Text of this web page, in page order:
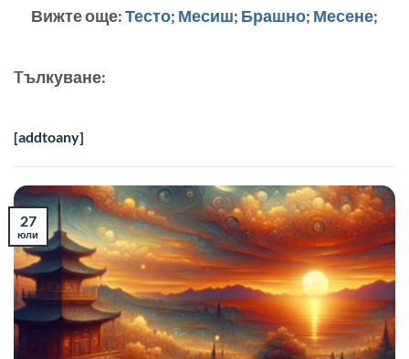
Вижте още:Тесто; Месиш; Брашно; Месене;
Tълкуване:
[addtoany]
27
юли